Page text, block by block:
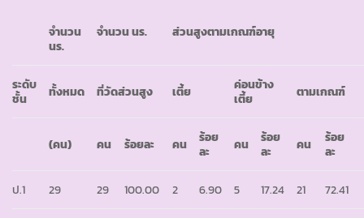
จำนวน
นร.
จำนวน นร. ส่วนสูงตามเกณฑ์อายุ
ระดับ
ชั้น
ทั้งหมด ที่วัดส่วนสูง เตี้ย
ค่อนข้าง
เตี้ย
ตามเกณฑ์
(คน) คน ร้อยละ คน
ร้อย
ละ
คน
ร้อย
ละ
คน
ร้อย
ละ
ป.1 29 29 100.00 2 6.90 5 17.24 21 72.41